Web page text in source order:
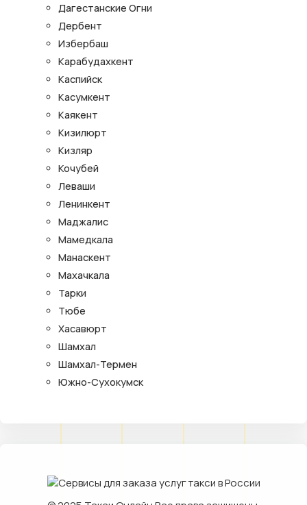
Дагестанские Огни
Дербент
Избербаш
Карабудахкент
Каспийск
Касумкент
Каякент
Кизилюрт
Кизляр
Кочубей
Леваши
Ленинкент
Маджалис
Мамедкала
Манаскент
Махачкала
Тарки
Тюбе
Хасавюрт
Шамхал
Шамхал-Термен
Южно-Сухокумск